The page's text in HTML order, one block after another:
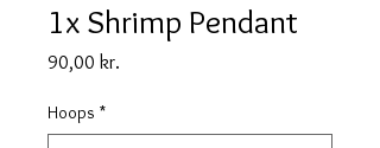
1x Shrimp Pendant
90,00 kr.
Hoops *